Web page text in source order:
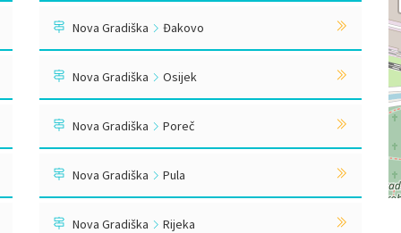
Nova Gradiška Đakovo
Nova Gradiška Osijek
Nova Gradiška Poreč
Nova Gradiška Pula
Nova Gradiška Rijeka